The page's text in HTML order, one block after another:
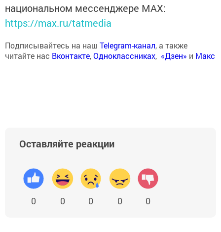
национальном мессенджере MАХ:
https://max.ru/tatmedia
Подписывайтесь на наш Telegram-канал, а также
читайте нас Вконтакте,Одноклассниках, «Дзен» и Макс
Оставляйте реакции
0 0 0 0 0